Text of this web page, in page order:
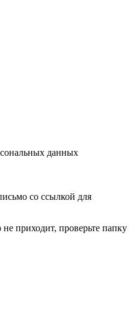
данных
со ссылкой для
приходит, проверьте папку